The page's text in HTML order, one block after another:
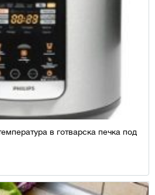
в готварска печка под